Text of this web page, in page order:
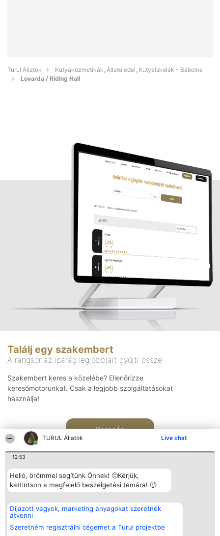
TURUL Állatok Live chat
12:53
Helló, örömmel segítünk Önnek! 🙂Kérjük,
kattintson a megfelelő beszélgetési témára! 🙂
Díjazott vagyok, marketing anyagokat szeretnék
átvenni
Szeretném regisztrálni cégemet a Turul projektbe
Turul Állatok
Kutyakozmetikák, Állateledel, Kutyaiskolák - Bábolna
Lovarda / Riding Hall
Találj egy szakembert
A rangsor az iparág legjobbjait gyűjti össze
Szakembert keres a közelébe? Ellenőrizze
keresőmotorunkat. Csak a legjobb szolgáltatásokat
használja!
Keresés
Rangsorszervező
SC Beautiful Company S.R.L.
Bulevardul Aleea Timișul De
Sus Nr. 2, Bl. A30, Sc. A, Et.
4, Ap. 13
Népszavazás
Nyertesek
listája
Elérhetőség
Elérhetőség